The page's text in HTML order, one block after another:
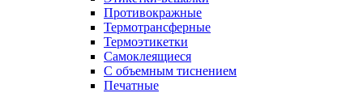
Противокражные
Термотрансферные
Термоэтикетки
Самоклеящиеся
С объемным тиснением
Печатные